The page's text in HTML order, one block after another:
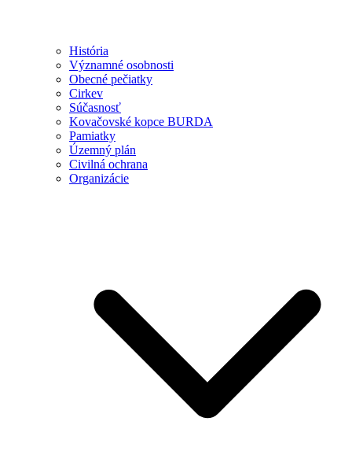
História
Významné osobnosti
Obecné pečiatky
Cirkev
Súčasnosť
Kovačovské kopce BURDA
Pamiatky
Územný plán
Civilná ochrana
Organizácie